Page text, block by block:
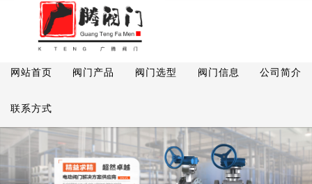
网站首页 阀门产品 阀门选型 阀门信息 公司简介
联系方式